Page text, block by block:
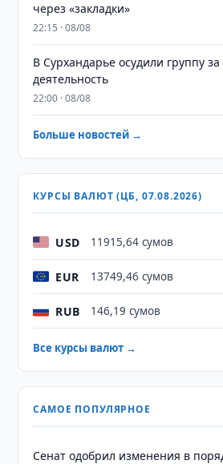
через «закладки»
22:15 · 08/08
В Сурхандарье осудили группу
деятельность
22:00 · 08/08
Больше новостей →
КУРСЫ ВАЛЮТ (ЦБ, 07.08.2026)
USD 11915,64 сумов
EUR 13749,46 сумов
RUB 146,19 сумов
Все курсы валют →
САМОЕ ПОПУЛЯРНОЕ
Сенат одобрил изменения в